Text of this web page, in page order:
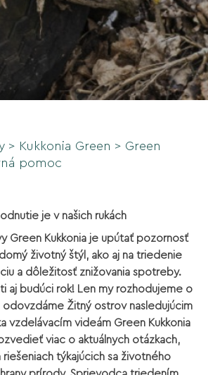
> Kukkonia Green > Green
pomoc
je v našich rukách
Green Kukkonia je upútať pozornosť
životný štýl, ako aj na triedenie
a dôležitosť znižovania spotreby.
aj budúci rok! Len my rozhodujeme o
Žitný ostrov nasledujúcim
vzdelávacím videám Green Kukkonia
viac o aktuálnych otázkach,
týkajúcich sa životného